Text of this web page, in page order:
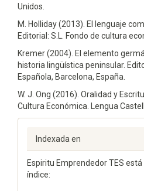
Unidos.
M. Holliday (2013). El lenguaje
Editorial: S.L. Fondo de cultura
Kremer (2004). El elemento
historia lingüística peninsular.
Española, Barcelona, España.
W. J. Ong (2016). Oralidad y
Cultura Económica. Lengua
Indexada en
Espiritu Emprendedor TES
índice: